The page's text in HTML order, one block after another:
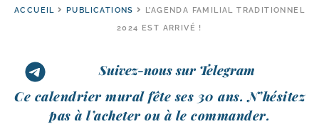
ACCUEIL PUBLICATIONS
L’AGENDA FAMILIAL TRADITIONNEL
2024 EST ARRIVÉ !
Suivez-nous sur Telegram
Ce calen­drier mural fête ses 30 ans. N’hésitez
pas à l’a­che­ter ou à le commander.